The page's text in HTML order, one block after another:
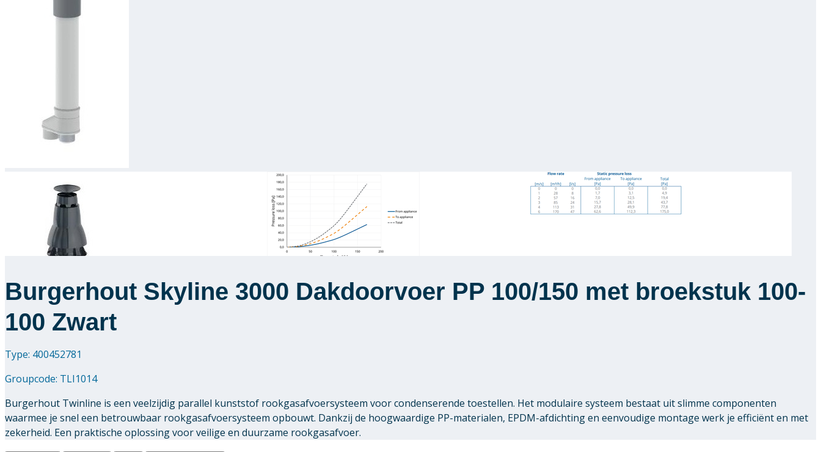
Burgerhout Skyline 3000 Dakdoorvoer PP 100/150 met broekstuk 100-
100 Zwart
Type: 400452781
Groupcode: TLI1014
Burgerhout Twinline is een veelzijdig parallel kunststof rookgasafvoersysteem voor condenserende toestellen. Het modulaire systeem bestaat uit slimme componenten
waarmee je snel een betrouwbaar rookgasafvoersysteem opbouwt. Dankzij de hoogwaardige PP-materialen, EPDM-afdichting en eenvoudige montage werk je efficiënt en met
zekerheid. Een praktische oplossing voor veilige en duurzame rookgasafvoer.